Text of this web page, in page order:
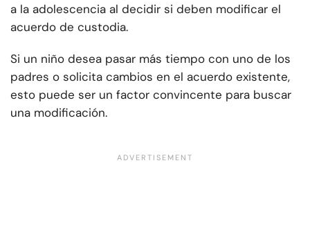
a la adolescencia al decidir si deben modificar el
acuerdo de custodia.
Si un niño desea pasar más tiempo con uno de los
padres o solicita cambios en el acuerdo existente,
esto puede ser un factor convincente para buscar
una modificación.